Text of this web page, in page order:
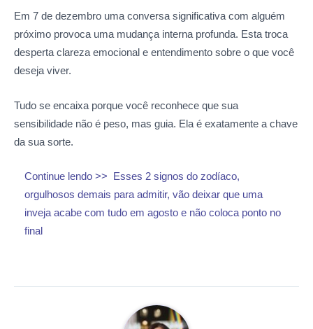
Em 7 de dezembro uma conversa significativa com alguém
próximo provoca uma mudança interna profunda. Esta troca
desperta clareza emocional e entendimento sobre o que você
deseja viver.
Tudo se encaixa porque você reconhece que sua
sensibilidade não é peso, mas guia. Ela é exatamente a chave
da sua sorte.
Continue lendo >>
Esses 2 signos do zodíaco,
orgulhosos demais para admitir, vão deixar que uma
inveja acabe com tudo em agosto e não coloca ponto no
final